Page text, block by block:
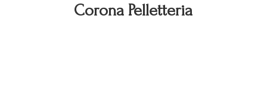
Corona Pelletteria